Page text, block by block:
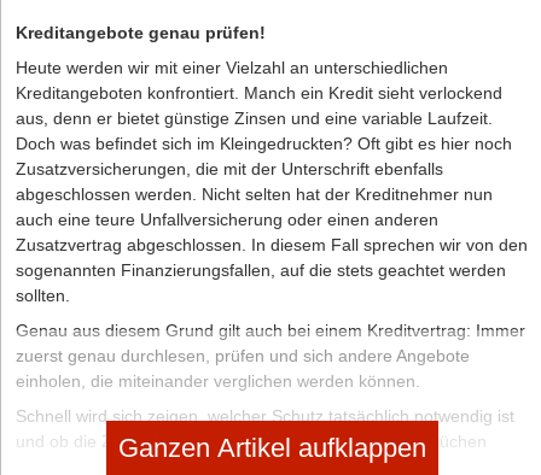
Kreditangebote genau prüfen!
Heute werden wir mit einer Vielzahl an unterschiedlichen
Kreditangeboten konfrontiert. Manch ein Kredit sieht verlockend
aus, denn er bietet günstige Zinsen und eine variable Laufzeit.
Doch was befindet sich im Kleingedruckten? Oft gibt es hier noch
Zusatzversicherungen, die mit der Unterschrift ebenfalls
abgeschlossen werden. Nicht selten hat der Kreditnehmer nun
auch eine teure Unfallversicherung oder einen anderen
Zusatzvertrag abgeschlossen. In diesem Fall sprechen wir von den
sogenannten Finanzierungsfallen , auf die stets geachtet werden
sollten.
Genau aus diesem Grund gilt auch bei einem Kreditvertrag: Immer
zuerst genau durchlesen, prüfen und sich andere Angebote
einholen, die miteinander verglichen werden können.
Schnell wird sich zeigen, welcher Schutz tatsächlich notwendig ist
und ob die Zusatzversicherung den tatsächlichen Ansprüchen
genügt. Wenn es keinen Bedarf an der Zusatzleistung gibt, sollte
Ganzen Artikel aufklappen